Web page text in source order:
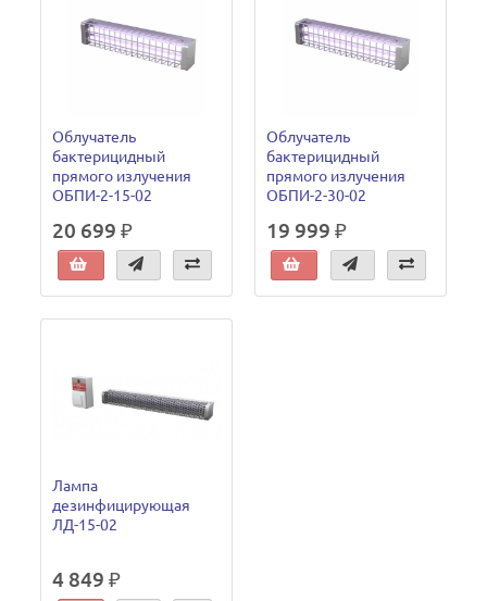
Облучатель
бактерицидный
прямого излучения
ОБПИ-2-15-02
20 699 ₽
Облучатель
бактерицидный
прямого излучения
ОБПИ-2-30-02
19 999 ₽
Лампа
дезинфицирующая
ЛД-15-02
4 849 ₽